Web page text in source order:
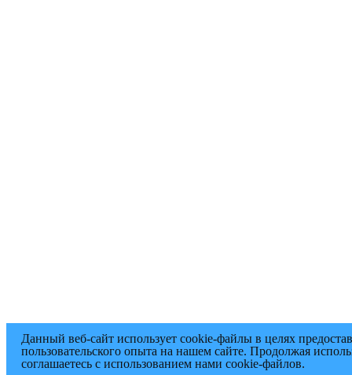
Данный веб-сайт использует cookie-файлы в целях
пользовательского опыта на нашем сайте. Продолжая
соглашаетесь с использованием нами cookie-файлов.